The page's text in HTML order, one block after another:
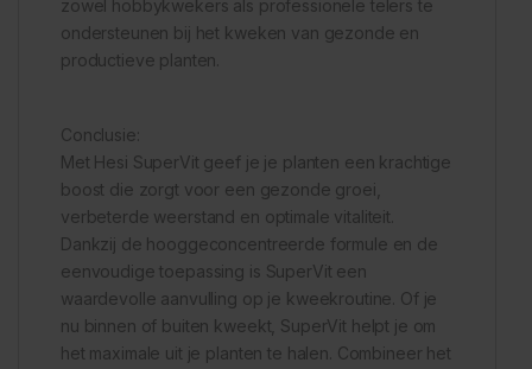
zowel hobbykwekers als professionele telers te
ondersteunen bij het kweken van gezonde en
productieve planten.
Conclusie:
Met Hesi SuperVit geef je je planten een krachtige
boost die zorgt voor een gezonde groei,
verbeterde weerstand en optimale vitaliteit.
Dankzij de hooggeconcentreerde formule en de
eenvoudige toepassing is SuperVit een
waardevolle aanvulling op je kweekroutine. Of je
nu binnen of buiten kweekt, SuperVit helpt je om
het maximale uit je planten te halen. Combineer het